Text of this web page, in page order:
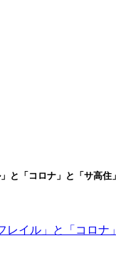
「コロナ」と「サ高住
イル」と「コロ